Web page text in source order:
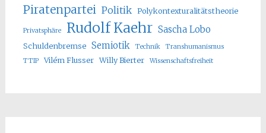
Piratenpartei Politik Polykontexturalitätstheorie
Privatsphäre Rudolf Kaehr Sascha Lobo
Schuldenbremse Semiotik Technik
Transhumanismus
TTIP
Vilém Flusser Willy Bierter Wissenschaftsfreiheit